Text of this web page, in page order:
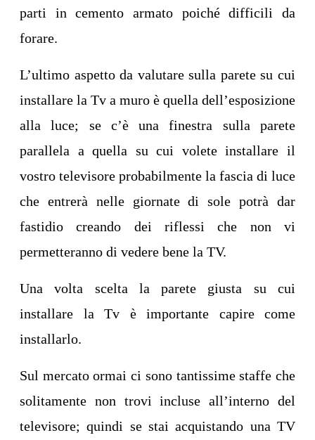
parti in cemento armato poiché difficili da
forare.
L’ultimo aspetto da valutare sulla parete su cui
installare la Tv a muro è quella dell’esposizione
alla luce; se c’è una finestra sulla parete
parallela a quella su cui volete installare il
vostro televisore probabilmente la fascia di luce
che entrerà nelle giornate di sole potrà dar
fastidio creando dei riflessi che non vi
permetteranno di vedere bene la TV.
Una volta scelta la parete giusta su cui
installare la Tv è importante capire come
installarlo.
Sul mercato ormai ci sono tantissime staffe che
solitamente non trovi incluse all’interno del
televisore; quindi se stai acquistando una TV